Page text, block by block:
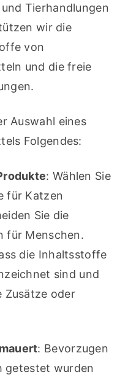
Tierhandlungen
wir die
von
und die freie
Auswahl eines
Folgendes:
: Wählen Sie
für Katzen
Sie die
für Menschen.
die Inhaltsstoffe
sind und
Zusätze oder
: Bevorzugen
getestet wurden